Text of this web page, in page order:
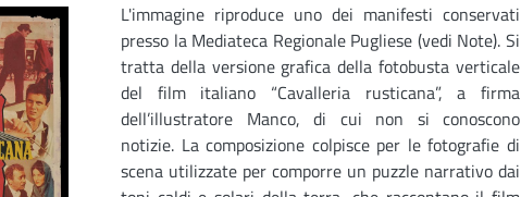
L'immagine riproduce uno dei manifesti conservati
presso la Mediateca Regionale Pugliese (vedi Note). Si
tratta della versione grafica della fotobusta verticale
del film italiano “Cavalleria rusticana”, a firma
dell’illustratore Manco, di cui non si conoscono
notizie. La composizione colpisce per le fotografie di
scena utilizzate per comporre un puzzle narrativo dai